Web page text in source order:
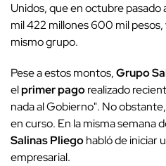
Unidos, que en octubre pasado
mil 422 millones 600 mil
mismo grupo.
Pese a estos montos,Grupo
elprimer pagorealizado
nada al Gobierno". No
en curso. En la misma semana
Salinas Pliegohabló de iniciar
empresarial.